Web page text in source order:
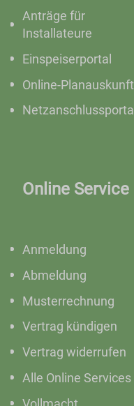
Anträge für
Installateure
Einspeiserportal
Online-Planauskunft
Netzanschlussportal
Online Service
Anmeldung
Abmeldung
Musterrechnung
Vertrag kündigen
Vertrag widerrufen
Alle Online Services